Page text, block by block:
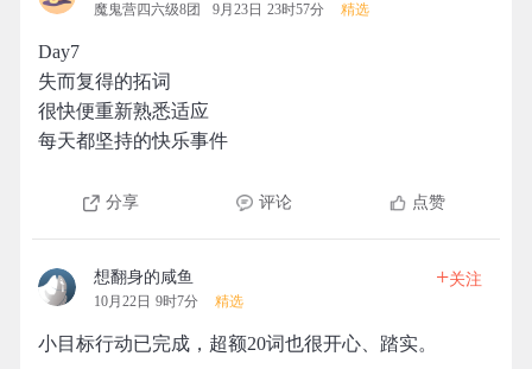
魔鬼营四六级8团 9月23日 23时57分 精选
Day7
失而复得的拓词
很快便重新熟悉适应
每天都坚持的快乐事件
分享 评论 点赞
想翻身的咸鱼
10月22日 9时7分 精选
+关注
小目标行动已完成，超额20词也很开心、踏实。